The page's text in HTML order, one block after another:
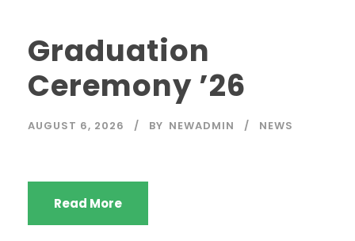
Graduation
Ceremony ’26
AUGUST 6, 2026 BY NEWADMIN NEWS
Read More